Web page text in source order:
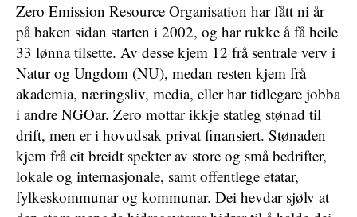
Zero Emission Resource Organisation har fått ni år
på baken sidan starten i 2002, og har rukke å få heile
33 lønna tilsette. Av desse kjem 12 frå sentrale verv i
Natur og Ungdom (NU), medan resten kjem frå
akademia, næringsliv, media, eller har tidlegare jobba
i andre NGOar. Zero mottar ikkje statleg stønad til
drift, men er i hovudsak privat finansiert. Stønaden
kjem frå eit breidt spekter av store og små bedrifter,
lokale og internasjonale, samt offentlege etatar,
fylkeskommunar og kommunar. Dei hevdar sjølv at